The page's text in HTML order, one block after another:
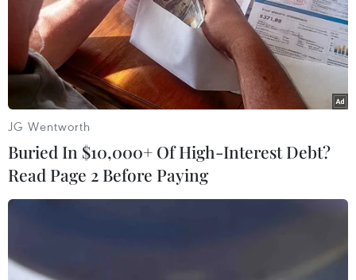
Chủ sân Azteca lỗ hơn 47
triệu USD vì World Cup
2026
08/08/2026 06:43
ASEAN Cup 2026 ngày 8/8:
Xác định đối thủ của đội
tuyển Việt Nam ở bán kết
08/08/2026 03:50
Sang-sik vẫn không vui?
trước bán kết ASEAN Cup?
JG Wentworth
Buried In $10,000+ Of High-Interest Debt?
Read Page 2 Before Paying